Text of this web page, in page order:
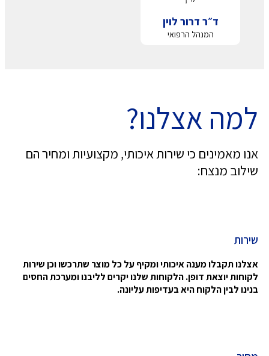
ד״ר דרור לוין
המנהל הרפואי
למה אצלנו?
אנו מאמינים כי שירות איכותי, מקצועיות ומחיר הם
שילוב מנצח:
שירות
אצלנו תקבלו מענה איכותי ומקיף על כל מוצר שתרכשו וכן שירות
לקוחות יוצאת דופן. הלקוחות שלנו יקרים לליבנו ומערכת החסים
בנינו לבין הלקוח היא בעדיפות עליונה.